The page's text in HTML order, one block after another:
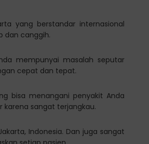
yang berstandar internasional
dan canggih.
mempunyai masalah seputar
cepat dan tepat.
bisa menangani penyakit Anda
karena sangat terjangkau.
Indonesia. Dan juga sangat